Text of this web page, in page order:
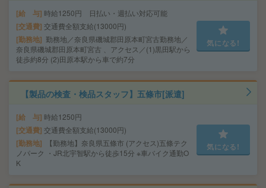
給 与 時給1250円 日払い・週払い対応可能
交通費 交通費全額支給(13000円)
勤務地 勤務地／奈良県磯城郡田原本町宮古勤務地／
奈良県磯城郡田原本町宮古 、アクセス／(1)黒田駅から
徒歩約8分 (2)田原本駅から車で約7分
気になる!
【製品の検査・検品スタッフ】五條市[派遣]
給 与 時給1250円
交通費 交通費全額支給(13000円)
勤務地
【勤務地】奈良県五條市 (アクセス)五條テク
ノパーク ・JR北宇智駅から徒歩15分 ※車バイク通勤O
K
気になる!